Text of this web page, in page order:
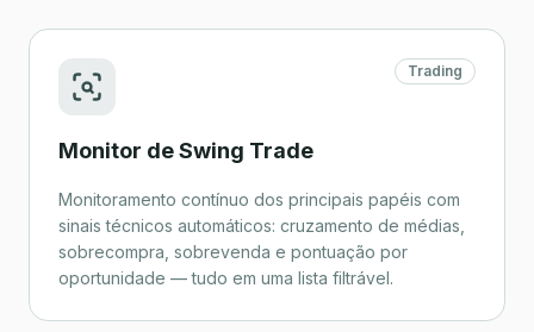
Trading
Monitor de Swing Trade
Monitoramento contínuo dos principais papéis com
sinais técnicos automáticos: cruzamento de médias,
sobrecompra, sobrevenda e pontuação por
oportunidade — tudo em uma lista filtrável.